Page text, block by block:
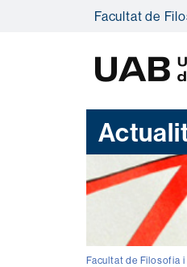
Facultat de
Facultat de Filosofia